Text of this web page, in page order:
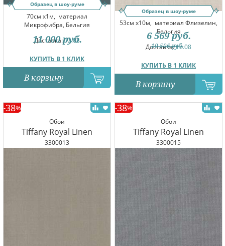
Образец в шоу-руме
70см x1м, материал
Микрофибра, Бельгия
Доставка:12.08
КУПИТЬ В 1 КЛИК
11 000 руб.
В корзину
Образец в шоу-руме
53см x10м, материал Флизелин,
Бельгия
Доставка:12.08
КУПИТЬ В 1 КЛИК
10 596руб.
6 569 руб.
В корзину
Обои
Tiffany Royal Linen
3300013
-38%
Обои
Tiffany Royal Linen
3300015
-38%